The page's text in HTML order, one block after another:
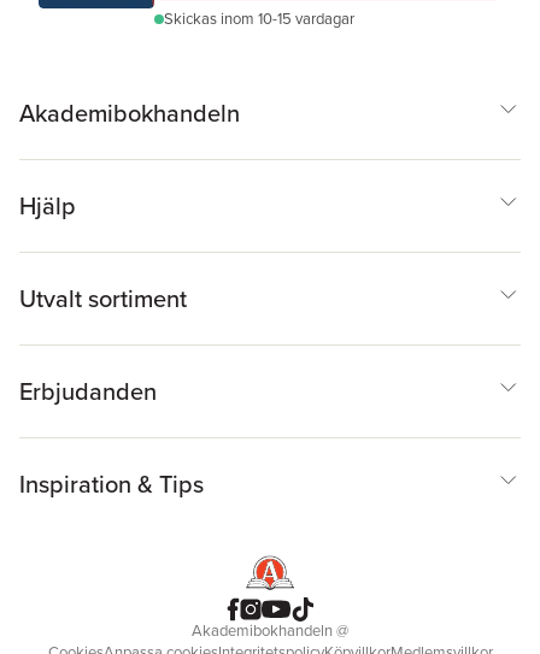
Skickas inom 10-15 vardagar
Akademibokhandeln
Hjälp
Utvalt sortiment
Erbjudanden
Inspiration & Tips
Akademibokhandeln@